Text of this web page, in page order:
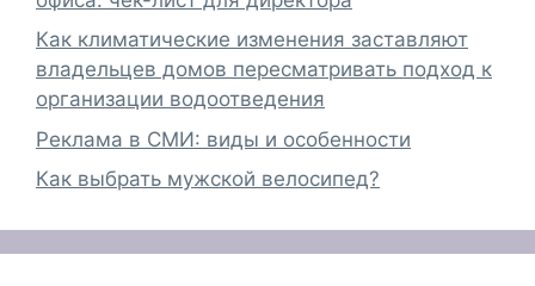
Как климатические изменения заставляют
владельцев домов пересматривать подход к
организации водоотведения
Реклама в СМИ: виды и особенности
Как выбрать мужской велосипед?